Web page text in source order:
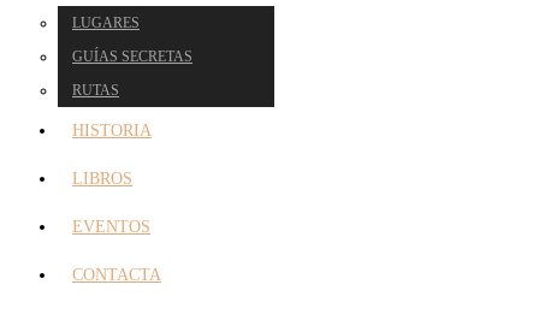
LUGARES
GUÍAS SECRETAS
RUTAS
HISTORIA
LIBROS
EVENTOS
CONTACTA